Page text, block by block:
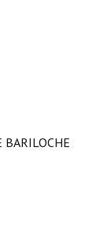
BARILOCHE